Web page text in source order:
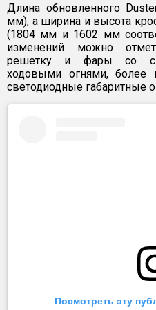
Длина обновленного
мм), а ширина и высота
(1804 мм и 1602 мм
изменений можно
решетку и фары со
ходовыми огнями, более
светодиодные габаритные
Посмотреть эту